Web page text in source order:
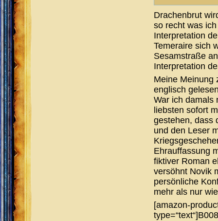
Drachenbrut
so recht was
Interpretation
Temeraire sich
Sesamstraße
Interpretation
Meine Meinung
englisch
War ich damals
liebsten sofort
gestehen, dass
und den Leser
Ehrauffassung
fiktiver Roman
versöhnt Novik
persönliche
mehr als nur
[amazon-